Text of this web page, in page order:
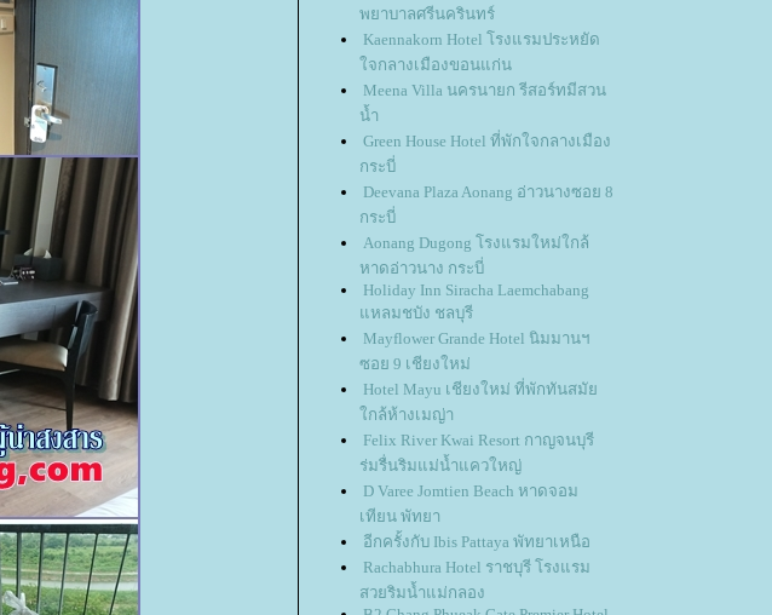
พยาบาลศรีนครินทร์
Kaennakorn Hotel โรงแรมประหยัด
จกลางเมืองขอนแก่น
Meena Villa นครนายก รีสอร์ทมีสวน
น้ำ
Green House Hotel ที่พักใจกลางเมือง
กระบี่
Deevana Plaza Aonang อ่าวนางซอย 8
กระบี่
Aonang Dugong โรงแรมใหม่ใกล้
หาดอ่าวนาง กระบี่
Holiday Inn Siracha Laemchabang
หลมชบัง ชลบุรี
Mayflower Grande Hotel นิมมานฯ
ซอย 9 เชียงใหม่
Hotel Mayu เชียงใหม่ ที่พักทันสมั
กล้ห้างเมญ่า
Felix River Kwai Resort กาญจนบุรี
ร่มรื่นริมแม่น้ำแควใหญ่
D Varee Jomtien Beach หาดจอม
เทียน พัทยา
อีกครั้งกับ Ibis Pattaya พัทยาเหนือ
Rachabhura Hotel ราชบุรี โรงแรม
สวยริมน้ำแม่กลอง